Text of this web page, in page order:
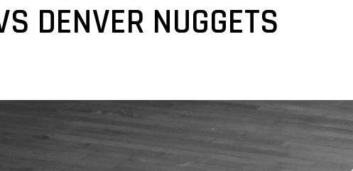
DENVER NUGGETS